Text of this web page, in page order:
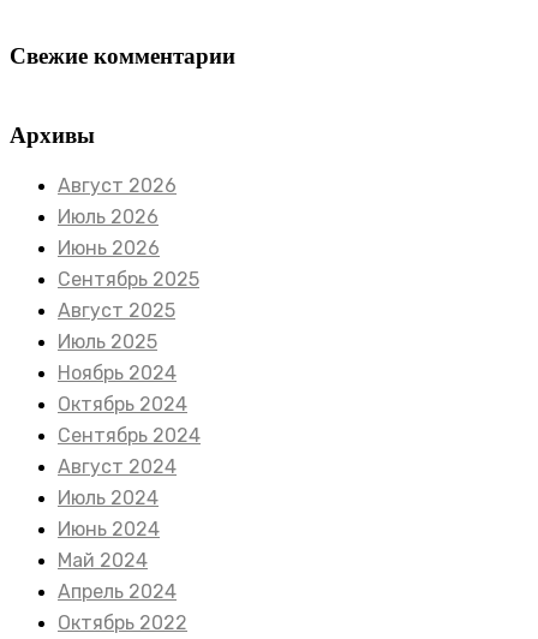
Свежие комментарии
Архивы
Август 2026
Июль 2026
Июнь 2026
Сентябрь 2025
Август 2025
Июль 2025
Ноябрь 2024
Октябрь 2024
Сентябрь 2024
Август 2024
Июль 2024
Июнь 2024
Май 2024
Апрель 2024
Октябрь 2022